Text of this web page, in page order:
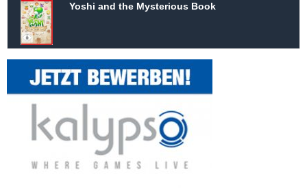
Yoshi and the Mysterious Book